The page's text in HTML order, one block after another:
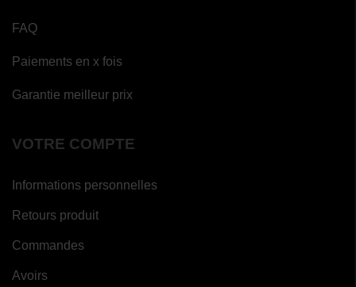
FAQ
Paiements en x fois
Garantie meilleur prix
VOTRE COMPTE
Informations personnelles
Retours produit
Commandes
Avoirs